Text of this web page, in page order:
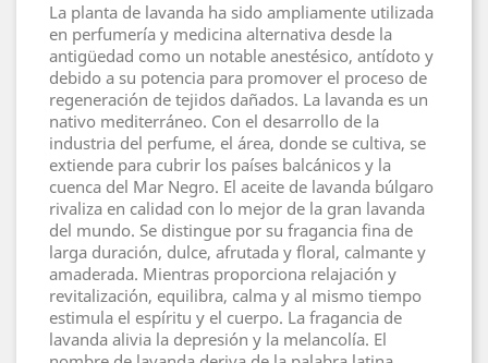
La planta de lavanda ha sido ampliamente utilizada
en perfumería y medicina alternativa desde la
antigüedad como un notable anestésico, antídoto y
debido a su potencia para promover el proceso de
regeneración de tejidos dañados. La lavanda es un
nativo mediterráneo. Con el desarrollo de la
industria del perfume, el área, donde se cultiva, se
extiende para cubrir los países balcánicos y la
cuenca del Mar Negro. El aceite de lavanda búlgaro
rivaliza en calidad con lo mejor de la gran lavanda
del mundo. Se distingue por su fragancia fina de
larga duración, dulce, afrutada y floral, calmante y
amaderada. Mientras proporciona relajación y
revitalización, equilibra, calma y al mismo tiempo
estimula el espíritu y el cuerpo. La fragancia de
lavanda alivia la depresión y la melancolía. El